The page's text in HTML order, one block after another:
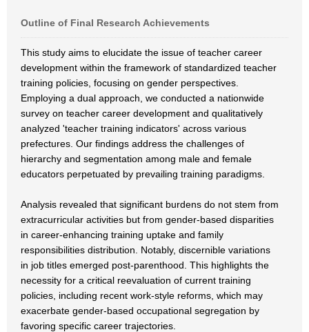
Outline of Final Research Achievements
This study aims to elucidate the issue of teacher career
development within the framework of standardized teacher
training policies, focusing on gender perspectives.
Employing a dual approach, we conducted a nationwide
survey on teacher career development and qualitatively
analyzed 'teacher training indicators' across various
prefectures. Our findings address the challenges of
hierarchy and segmentation among male and female
educators perpetuated by prevailing training paradigms.
Analysis revealed that significant burdens do not stem from
extracurricular activities but from gender-based disparities
in career-enhancing training uptake and family
responsibilities distribution. Notably, discernible variations
in job titles emerged post-parenthood. This highlights the
necessity for a critical reevaluation of current training
policies, including recent work-style reforms, which may
exacerbate gender-based occupational segregation by
favoring specific career trajectories.